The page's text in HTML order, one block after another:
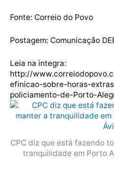
Fonte: Correio do Povo
Postagem: Comunicação
Leia na integra:
http://
efinicao-sobre-horas-
policiamento-de-Porto-
CPC diz que está fazendo
tranquilidade em Porto